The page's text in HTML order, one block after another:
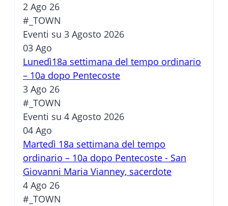
2 Ago 26
#_TOWN
Eventi su 3 Agosto 2026
03 Ago
Lunedì18a settimana del tempo ordinario
– 10a dopo Pentecoste
3 Ago 26
#_TOWN
Eventi su 4 Agosto 2026
04 Ago
Martedì 18a settimana del tempo
ordinario – 10a dopo Pentecoste - San
Giovanni Maria Vianney, sacerdote
4 Ago 26
#_TOWN